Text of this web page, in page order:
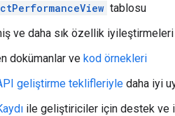
tablosu
ve daha sık özellik
dokümanlar ve kod örnekleri
geliştirme teklifleriyle daha iyi
ile geliştiriciler için destek ve